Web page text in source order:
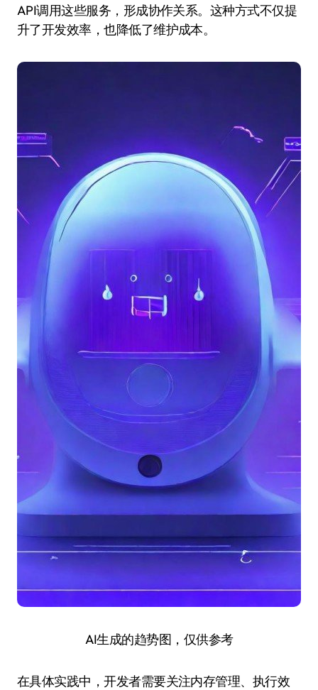
API调用这些服务，形成协作关系。这种方式不仅提
升了开发效率，也降低了维护成本。
AI生成的趋势图，仅供参考
在具体实践中，开发者需要关注内存管理、执行效